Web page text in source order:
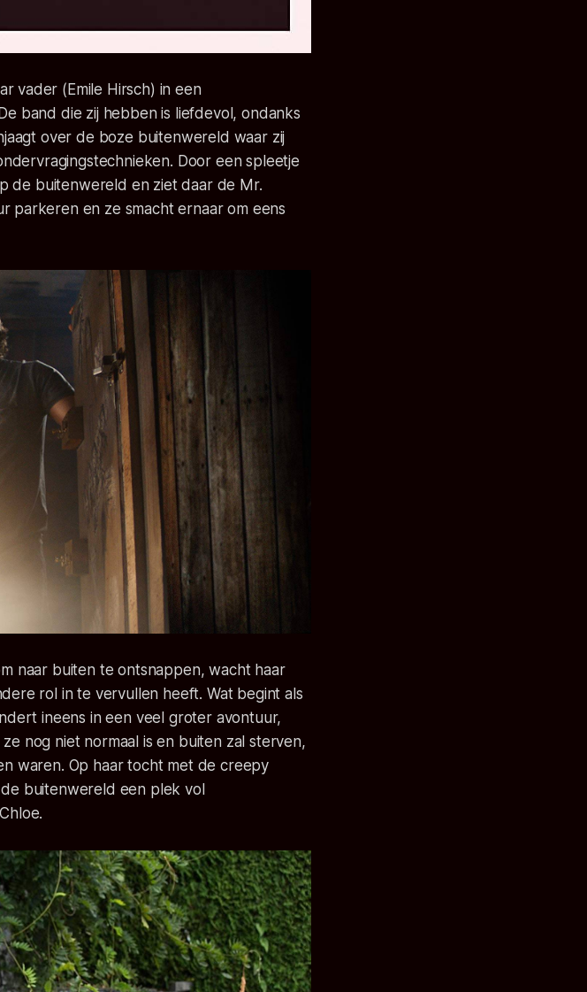
vader (Emile Hirsch) in een
band die zij hebben is liefdevol, ondanks
over de boze buitenwereld waar zij
Door een spleetje
de buitenwereld en ziet daar de Mr.
parkeren en ze smacht ernaar om eens
naar buiten te ontsnappen, wacht haar
rol in te vervullen heeft. Wat begint als
ineens in een veel groter avontuur,
nog niet normaal is en buiten zal sterven,
waren. Op haar tocht met de creepy
buitenwereld een plek vol